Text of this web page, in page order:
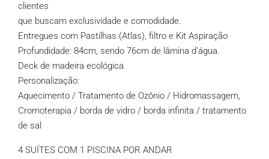
clientes
que buscam exclusividade e comodidade.
Entregues com Pastilhas (Atlas), filtro e Kit Aspiração
Profundidade: 84cm, sendo 76cm de lâmina d’água.
Deck de madeira ecológica
Personalização:
Aquecimento / Tratamento de Ozônio / Hidromassagem,
Cromoterapia / borda de vidro / borda infinita / tratamento
de sal
4 SUÍTES COM 1 PISCINA POR ANDAR